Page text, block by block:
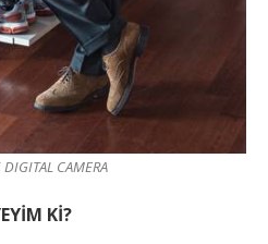
DIGITAL CAMERA
Kİ?